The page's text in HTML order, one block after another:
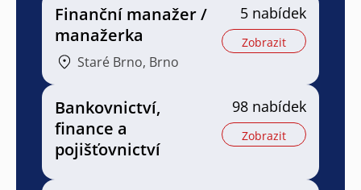
Finanční manažer /
manažerka
Staré Brno, Brno
5 nabídek
Zobrazit
Bankovnictví,
finance a
pojišťovnictví
98 nabídek
Zobrazit